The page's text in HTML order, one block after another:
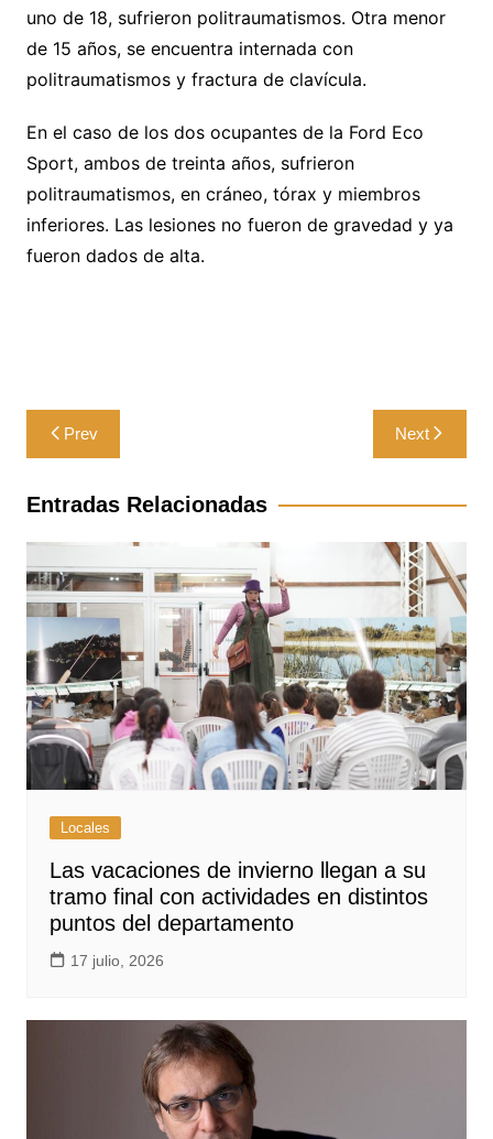
uno de 18, sufrieron politraumatismos. Otra menor
de 15 años, se encuentra internada con
politraumatismos y fractura de clavícula.
En el caso de los dos ocupantes de la Ford Eco
Sport, ambos de treinta años, sufrieron
politraumatismos, en cráneo, tórax y miembros
inferiores. Las lesiones no fueron de gravedad y ya
fueron dados de alta.
Navegación
de
entradas
Prev Next
Entradas Relacionadas
Locales
Las vacaciones de invierno llegan a su
tramo final con actividades en distintos
puntos del departamento
17 julio, 2026